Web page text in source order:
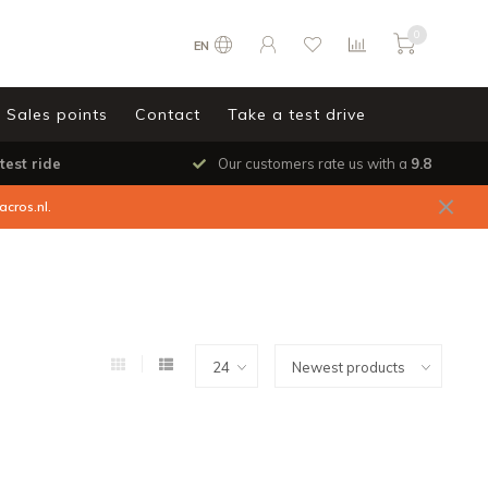
EN
0
Sales points Contact Take a test drive
test ride Our customers rate us with a 9.8
.